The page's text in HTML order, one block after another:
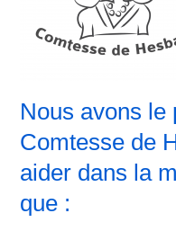
Nous avons le
Comtesse de
aider dans la
que :